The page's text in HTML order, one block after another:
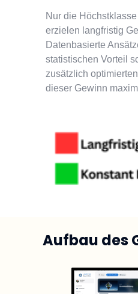
Nur die
erzielen langfristig
Datenbasierte
statistischen Vorteil
zusätzlich
dieser Gewinn
Aufbau des